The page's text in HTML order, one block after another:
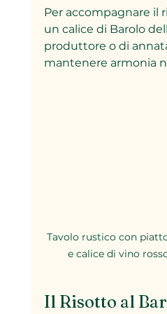
Per accompagnare il
un calice di Barolo
produttore o di
mantenere armonia
Tavolo rustico con
e calice di vino
Il Risotto al